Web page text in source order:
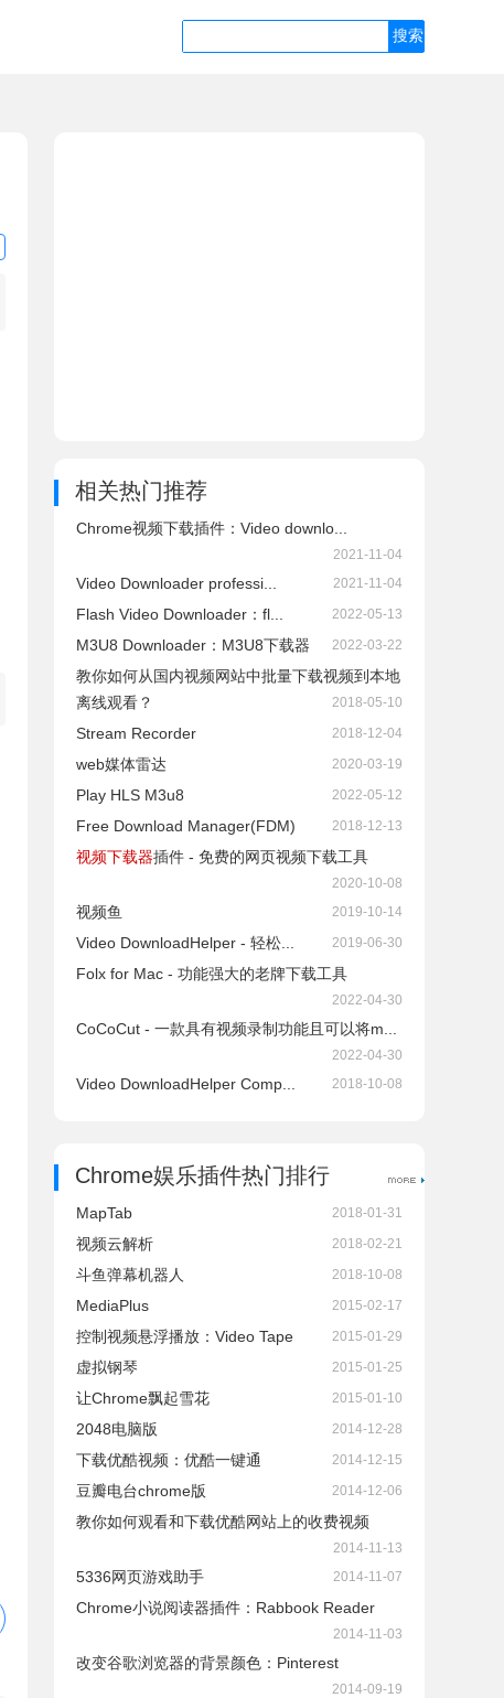
相关热门推荐
Chrome视频下载插件：Video downlo...
2021-11-04
Video Downloader professi... 2021-11-04
Flash Video Downloader：fl... 2022-05-13
M3U8 Downloader：M3U8下载器 2022-03-22
教你如何从国内视频网站中批量下载视频到本地
离线观看？
2018-05-10
Stream Recorder 2018-12-04
web媒体雷达 2020-03-19
Play HLS M3u8 2022-05-12
Free Download Manager(FDM) 2018-12-13
视频下载器插件 - 免费的网页视频下载工具
2020-10-08
视频鱼 2019-10-14
Video DownloadHelper - 轻松... 2019-06-30
Folx for Mac - 功能强大的老牌下载工具
2022-04-30
CoCoCut - 一款具有视频录制功能且可以将m...
2022-04-30
Video DownloadHelper Comp... 2018-10-08
Chrome娱乐插件热门排行
MapTab 2018-01-31
视频云解析 2018-02-21
斗鱼弹幕机器人 2018-10-08
MediaPlus 2015-02-17
控制视频悬浮播放：Video Tape 2015-01-29
虚拟钢琴 2015-01-25
让Chrome飘起雪花 2015-01-10
2048电脑版 2014-12-28
下载优酷视频：优酷一键通 2014-12-15
豆瓣电台chrome版 2014-12-06
教你如何观看和下载优酷网站上的收费视频
2014-11-13
5336网页游戏助手 2014-11-07
Chrome小说阅读器插件：Rabbook Reader
2014-11-03
改变谷歌浏览器的背景颜色：Pinterest
2014-09-19